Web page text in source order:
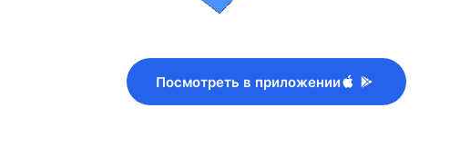
Посмотреть в приложении